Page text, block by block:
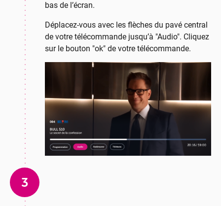
bas de l’écran.
Déplacez-vous avec les flèches du pavé central
de votre télécommande jusqu’à "Audio". Cliquez
sur le bouton "ok" de votre télécommande.
3